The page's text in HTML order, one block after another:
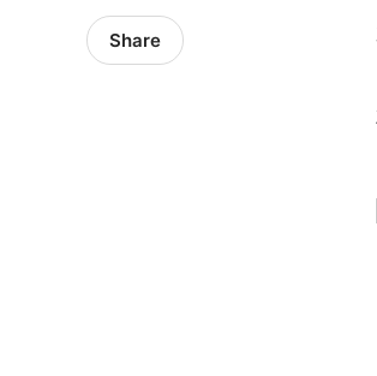
Share